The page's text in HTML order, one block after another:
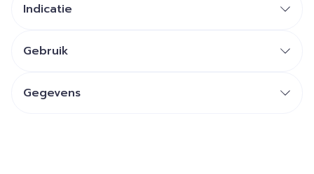
Indicatie
de provitamines B5 en de milde ingrediënten
geschikt voor elk haartype
Gebruik
Gegevens